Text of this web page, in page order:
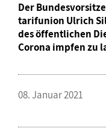
Der
tarifunion Ulrich
des öffentlichen
Corona impfen zu
08. Januar 2021